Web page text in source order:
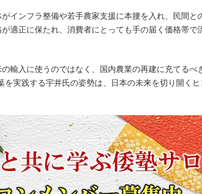
インフラ整備や若手農家支援に本腰を入れ、民間と
適正に保たれ、消費者にとっても手の届く価格帯で
輸入に使うのではなく、国内農業の再建に充てるべ
実践する宇井氏の姿勢は、日本の未来を切り開く